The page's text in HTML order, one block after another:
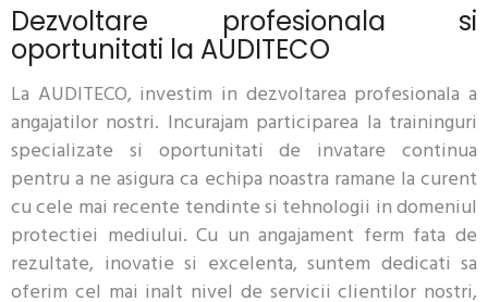
Dezvoltare profesionala si
oportunitati la AUDITECO
La AUDITECO, investim in dezvoltarea profesionala a
angajatilor nostri. Incurajam participarea la traininguri
specializate si oportunitati de invatare continua
pentru a ne asigura ca echipa noastra ramane la curent
cu cele mai recente tendinte si tehnologii in domeniul
protectiei mediului. Cu un angajament ferm fata de
rezultate, inovatie si excelenta, suntem dedicati sa
oferim cel mai inalt nivel de servicii clientilor nostri,